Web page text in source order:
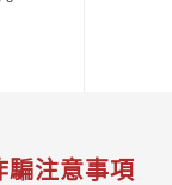
騙注意事項